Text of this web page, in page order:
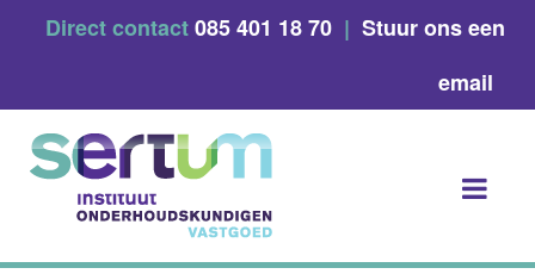
Direct contact085 401 18 70 | Stuur ons een
email